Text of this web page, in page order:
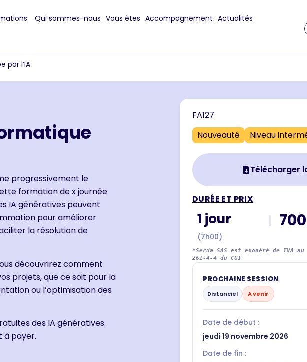
Qui sommes-nous Vous êtes Accompagnement Actualités
par l’IA
progressivement le
formation de x journée
IA génératives peuvent
pour améliorer
la résolution de
découvrirez comment
projets, que ce soit pour la
ou l’optimisation des
des IA génératives.
à payer.
FA127
Nouveauté
Niveau
Télécharger
DURÉE ET PRIX
1 jour
(7h00)
*Serda SAS est exonéré de
261-4-4 du CGI
PROCHAINE SESSION
Distanciel A venir
Date de début :
jeudi 19 novembre 2026
Date de fin :